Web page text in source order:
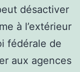
désactiver
à l’extérieur
fédérale de
aux agences